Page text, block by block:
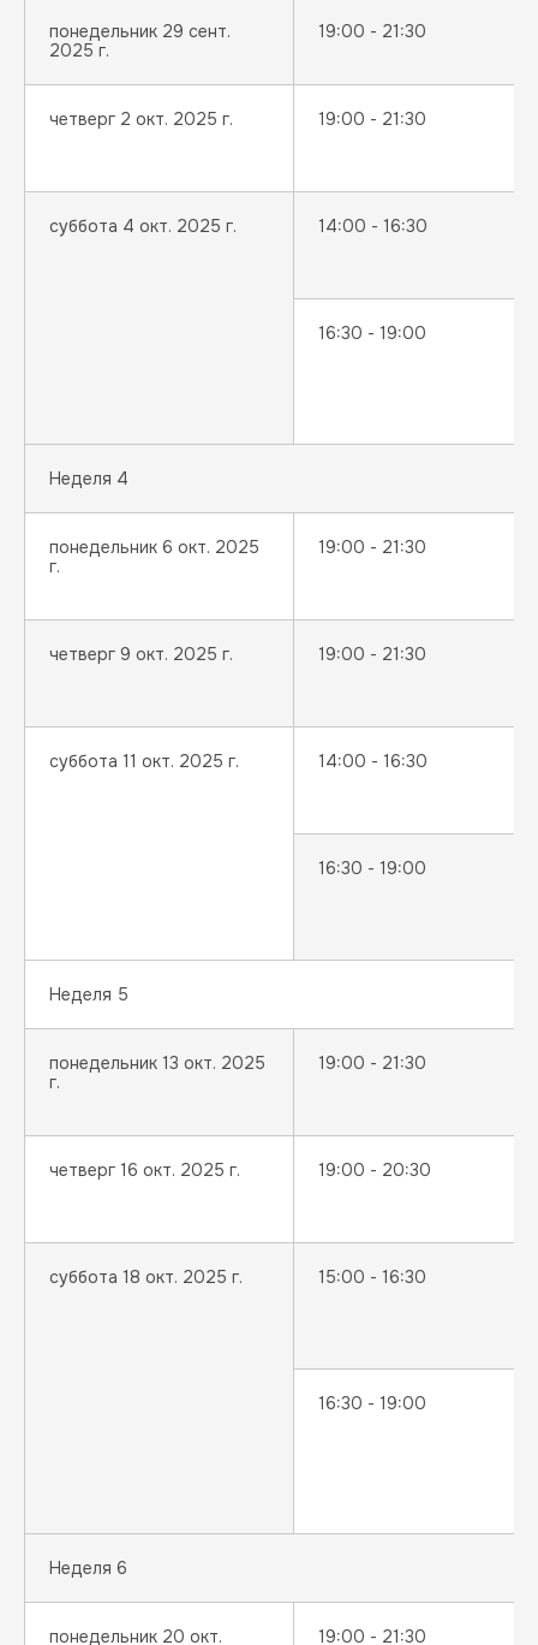
понедельник 29 сент.
2025 г.
19:00 - 21:30
четверг 2 окт. 2025 г. 19:00 - 21:30
суббота 4 окт. 2025 г. 14:00 - 16:30
16:30 - 19:00
Неделя 4
понедельник 6 окт. 2025
г.
19:00 - 21:30
четверг 9 окт. 2025 г. 19:00 - 21:30
суббота 11 окт. 2025 г. 14:00 - 16:30
16:30 - 19:00
Неделя 5
понедельник 13 окт. 2025
г.
19:00 - 21:30
четверг 16 окт. 2025 г. 19:00 - 20:30
суббота 18 окт. 2025 г. 15:00 - 16:30
16:30 - 19:00
Неделя 6
понедельник 20 окт. 19:00 - 21:30